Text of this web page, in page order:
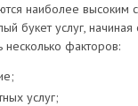
наиболее высоким
букет услуг,
несколько факторов:
услуг;